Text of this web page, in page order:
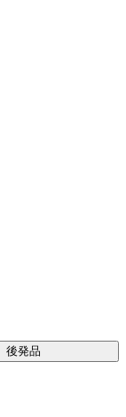
後発品